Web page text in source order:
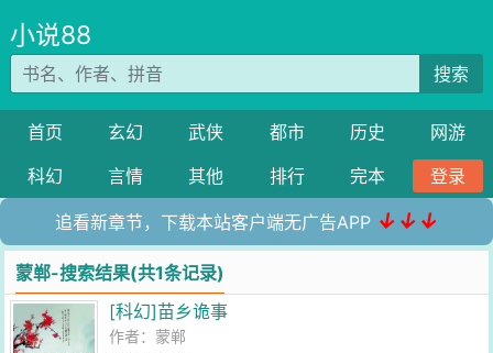
小说88
搜索
首页 玄幻 武侠 都市 历史
网游
科幻
言情 其他 排行 完本 登录
追看新章节，下载本站客户端无广告APP ↓↓↓
蒙郸-搜索结果(共1条记录)
[科幻]苗乡诡事
作者： 蒙郸